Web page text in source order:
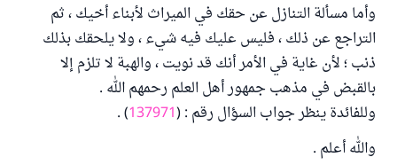
وأما مسألة التنازل عن حقك في الميراث لأبناء أخيك ، ثم
التراجع عن ذلك ، فليس عليك فيه شيء ، ولا يلحقك بذلك
ذنب ؛ لأن غاية في الأمر أنك قد نويت ، والهبة لا تلزم إلا
بالقبض في مذهب جمهور أهل العلم رحمهم الله .
وللفائدة ينظر جواب السؤال رقم : (137971
) .
والله أعلم .